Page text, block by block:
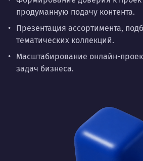
продуманную подачу контента.
Презентация ассортимента,
тематических коллекций.
Масштабирование онлайн-
задач бизнеса.